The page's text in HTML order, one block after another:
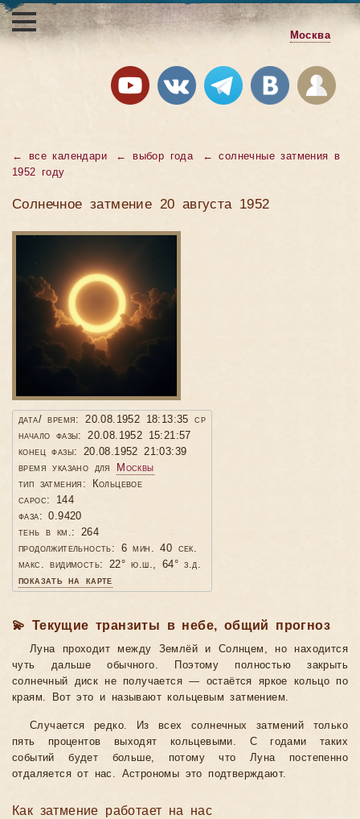
Москва
← все календари ←выбор года ←солнечные затмения в
1952 году
Солнечное затмение 20 августа 1952
дата/ время: 20.08.1952 18:13:35 ср
начало фазы: 20.08.1952 15:21:57
конец фазы: 20.08.1952 21:03:39
время указано для Москвы
тип затмения: Кольцевое
сарос: 144
фаза: 0.9420
тень в км.: 264
продолжительность: 6 мин. 40 сек.
макс. видимость: 22° ю.ш., 64° з.д.
показать на карте
💫 Текущие транзиты в небе, общий прогноз
Луна проходит между Землёй и Солнцем, но находится
чуть дальше обычного. Поэтому полностью закрыть
солнечный диск не получается — остаётся яркое кольцо по
краям. Вот это и называют кольцевым затмением.
Случается редко. Из всех солнечных затмений только
пять процентов выходят кольцевыми. С годами таких
событий будет больше, потому что Луна постепенно
отдаляется от нас. Астрономы это подтверждают.
Как затмение работает на нас